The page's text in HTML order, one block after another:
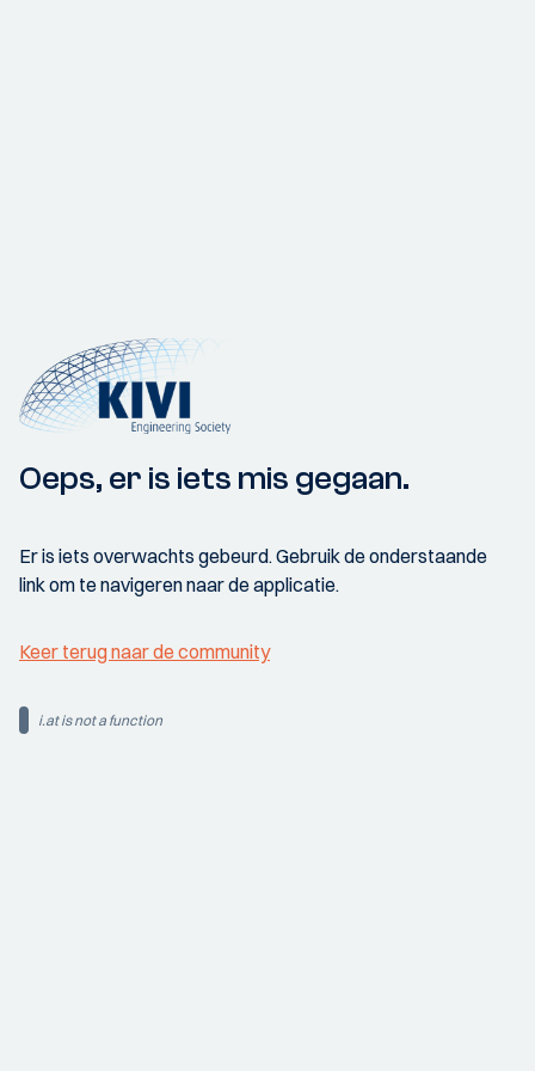
Oeps, er is iets mis gegaan.
Er is iets overwachts gebeurd. Gebruik de onderstaande
link om te navigeren naar de applicatie.
Keer terug naar de community
i.at is not a function